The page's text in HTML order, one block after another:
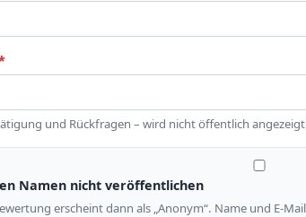
und Rückfragen – wird nicht öffentlich
Namen nicht veröffentlichen
erscheint dann als „Anonym“. Name und E-